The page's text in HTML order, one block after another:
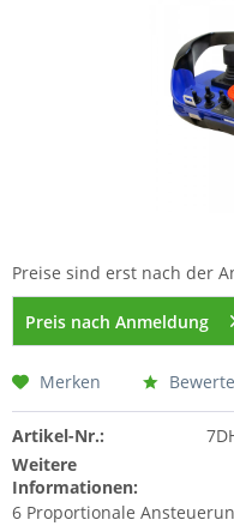
Preise sind erst nach der
Preis nach Anmeldung
Merken
Artikel-Nr.:
Weitere
Informationen:
6 Proportionale